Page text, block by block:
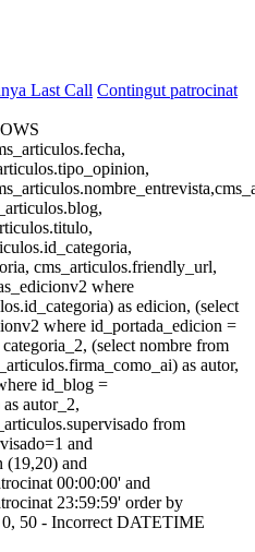
Last Call Contingut patrocinat
cms_articulos.friendly_url,
where
as edicion, (select
where id_portada_edicion =
(select nombre from
as autor,
id_blog =
autor_2,
from
and
(19,20) and
00:00:00' and
23:59:59' order by
50 - Incorrect DATETIME